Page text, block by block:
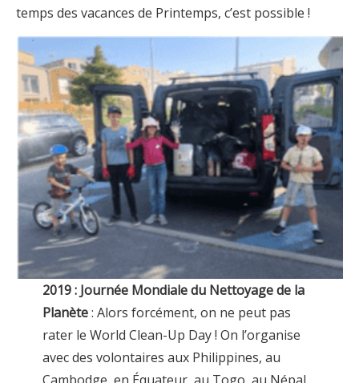
temps des vacances de Printemps, c’est possible !
2019 : Journée Mondiale du Nettoyage de la
Planète: Alors forcément, on ne peut pas
rater le World Clean-Up Day ! On l’organise
avec des volontaires aux Philippines, au